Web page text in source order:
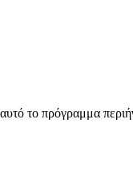
το πρόγραμμα